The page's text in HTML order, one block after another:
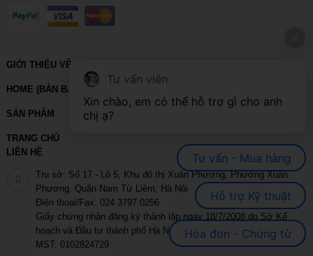
GIỚI THIỆU VỀ VIHOTH
HOME (BẢN BACKUP – VUI LÒNG KHÔNG SỬA XÓA)
SẢN PHẨM
TRANG CHỦ
LIÊN HỆ
Trụ sở: Số 17 - Lô 5, Khu đô thị Xuân Phương, Phường Xuân
Phương, Quận Nam Từ Liêm, Hà Nội
Điện thoại/Fax: 024 3797 0256
Giấy chứng nhận đăng ký thành lập ngày 18/7/2008 do Sở Kế
hoạch và Đầu tư thành phố Hà Nội cấp
MST: 0102824729
Tư vấn viên
Xin chào, em có thể hỗ trợ gì cho anh
chị ạ?
Tư vấn - Mua hàng
Hỗ trợ Kỹ thuật
Hóa đơn - Chứng từ